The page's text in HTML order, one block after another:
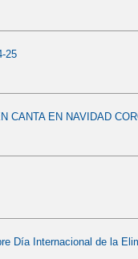
25
CANTA EN NAVIDAD
Día Internacional de la